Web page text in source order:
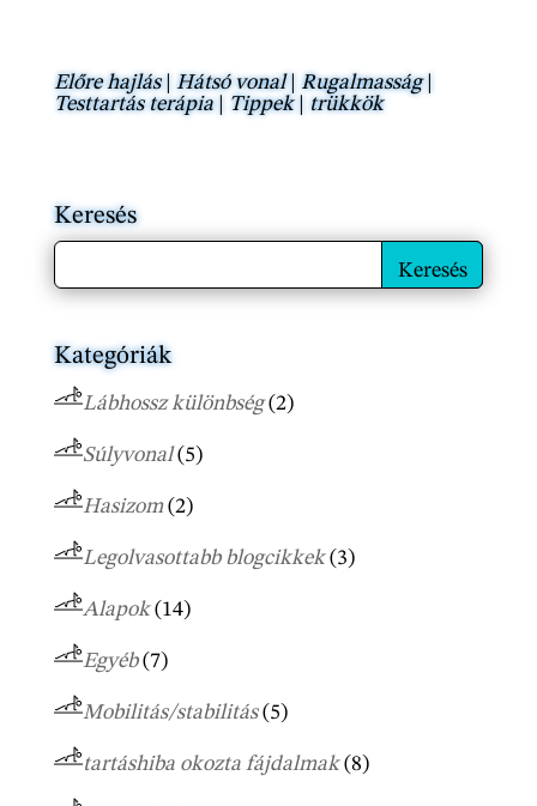
Előre hajlás| Hátsó vonal| Rugalmasság|
Testtartás terápia| Tippek| trükkök
Keresés
Kategóriák
Lábhossz különbség(2)
Súlyvonal(5)
Hasizom(2)
Legolvasottabb blogcikkek(3)
Alapok(14)
Egyéb(7)
Mobilitás/stabilitás(5)
tartáshiba okozta fájdalmak(8)